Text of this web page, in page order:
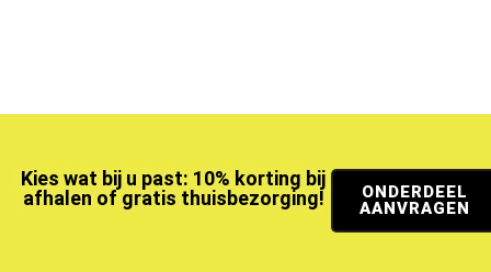
Kies wat bij u past: 10% korting bij
afhalen of gratis thuisbezorging!
ONDERDEEL
AANVRAGEN